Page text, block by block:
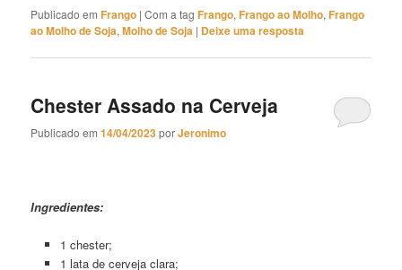
Publicado em Frango |Com a tagFrango,Frango ao Molho,Frango
ao Molho de Soja,Molho de Soja | Deixe uma resposta
Chester Assado na Cerveja
Publicado em14/04/2023porJeronimo
Ingredientes:
1 chester;
1 lata de cerveja clara;